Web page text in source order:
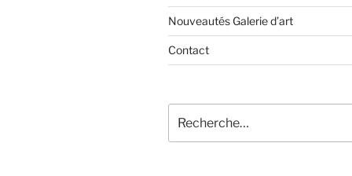
Nouveautés Galerie d’art
Contact
pour
: